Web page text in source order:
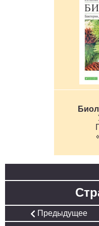
Предыдущее